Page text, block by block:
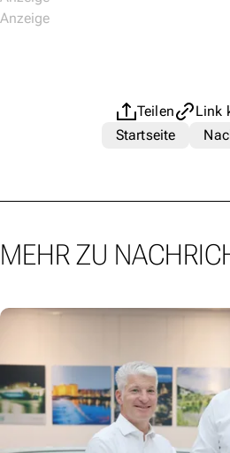
Teilen
Link
Startseite
MEHR ZU